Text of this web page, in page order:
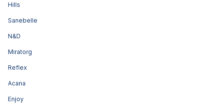
Hills
Sanebelle
N&D
Miratorg
Reflex
Acana
Enjoy